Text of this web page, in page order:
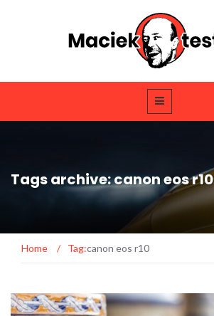
Tags archive: canon eos r10
Home / Tag:canon eos r10